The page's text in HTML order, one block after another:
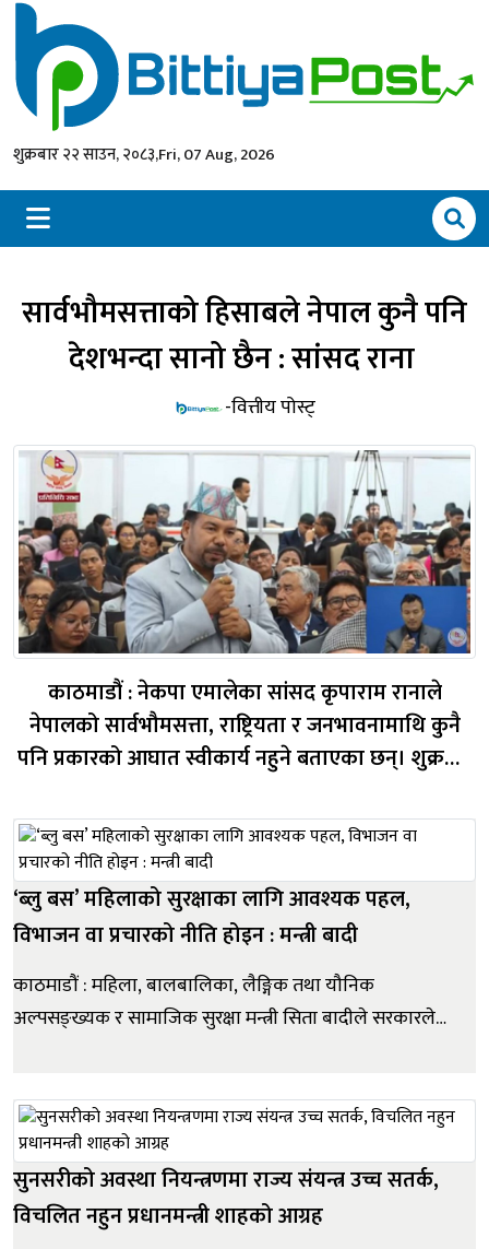
शुक्रबार २२ साउन, २०८३,Fri, 07 Aug, 2026
सार्वभौमसत्ताको हिसाबले नेपाल कुनै पनि
देशभन्दा सानो छैन : सांसद राना
-वित्तीय पोस्ट्
काठमाडौं : नेकपा एमालेका सांसद कृपाराम रानाले
नेपालको सार्वभौमसत्ता, राष्ट्रियता र जनभावनामाथि कुनै
पनि प्रकारको आघात स्वीकार्य नहुने बताएका छन्। शुक्रबार
जनसंख्या वा अर्थतन्त्रका आधारमा कुनै राष्ट्र सानो वा ठूलो
हुन सक्ने भए पनि सार्वभौमसत्ता...
‘ब्लु बस’ महिलाको सुरक्षाका लागि आवश्यक पहल,
विभाजन वा प्रचारको नीति होइन : मन्त्री बादी
काठमाडौं : महिला, बालबालिका, लैङ्गिक तथा यौनिक
अल्पसङ्ख्यक र सामाजिक सुरक्षा मन्त्री सिता बादीले सरकारले
महिलाले भोग्दै आएका सुरक्षा जोखिमलाई तत्काल सम्बोधन गर्ने...
सुनसरीको अवस्था नियन्त्रणमा राज्य संयन्त्र उच्च सतर्क,
विचलित नहुन प्रधानमन्त्री शाहको आग्रह